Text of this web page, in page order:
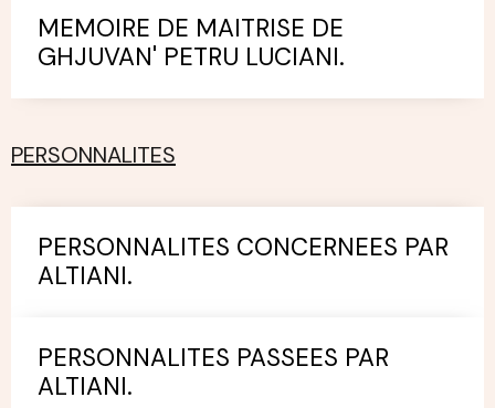
MEMOIRE DE MAITRISE DE
GHJUVAN' PETRU LUCIANI.
PERSONNALITES
PERSONNALITES CONCERNEES PAR
ALTIANI.
PERSONNALITES PASSEES PAR
ALTIANI.